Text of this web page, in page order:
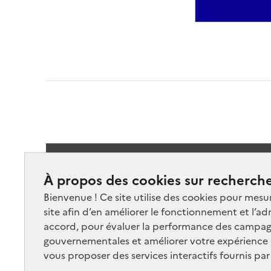
À propos des cookies sur
Bienvenue ! Ce site utilise des cookies pour
site afin d’en améliorer le fonctionnement et
accord, pour évaluer la performance des
gouvernementales et améliorer votre
vous proposer des services interactifs fournis
Suivez-